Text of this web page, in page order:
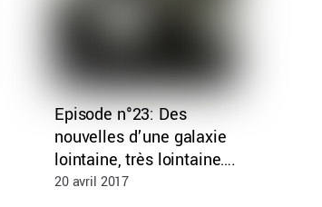
Episode n°23: Des
nouvelles d’une galaxie
lointaine, très lointaine….
20 avril 2017